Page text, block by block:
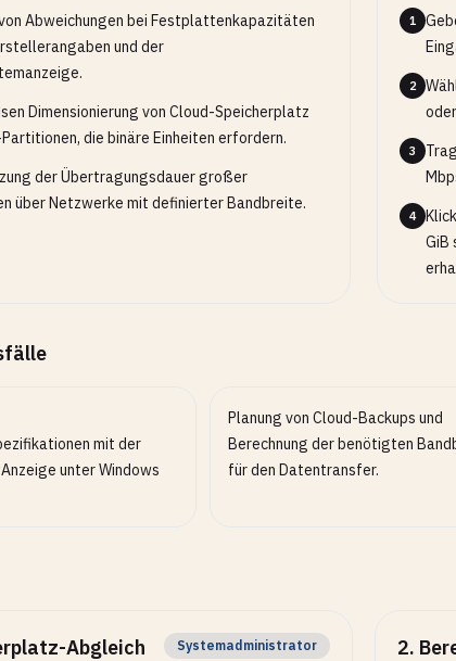
Abweichungen bei Festplattenkapazitäten
und der
Dimensionierung von Cloud-Speicherplatz
die binäre Einheiten erfordern.
der Übertragungsdauer großer
über Netzwerke mit definierter Bandbreite.
1
2
3
4
GiB
mit der
unter Windows
Planung von Cloud-Backups und
Berechnung der benötigten
für den Datentransfer.
Abgleich
Systemadministrator 2.